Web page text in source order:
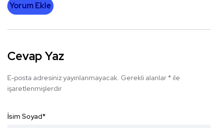
Yorum Ekle
Cevap Yaz
E-posta adresiniz yayınlanmayacak. Gerekli alanlar * ile
işaretlenmişlerdir
İsim Soyad*